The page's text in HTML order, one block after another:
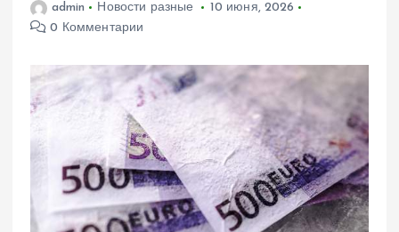
admin Новости разные
10 июня, 2026
0 Комментарии